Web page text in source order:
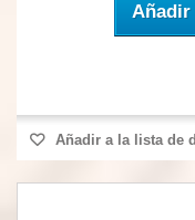
Añadir a la lista de